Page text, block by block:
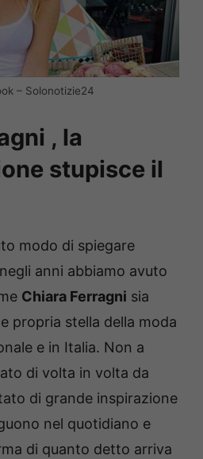
– Solonotizie24
, la
stupisce il
modo di spiegare
anni abbiamo avuto
Chiara Ferragni sia
propria stella della moda
e in Italia. Non a
di volta in volta da
di grande inspirazione
nel quotidiano e
di quanto detto arriva